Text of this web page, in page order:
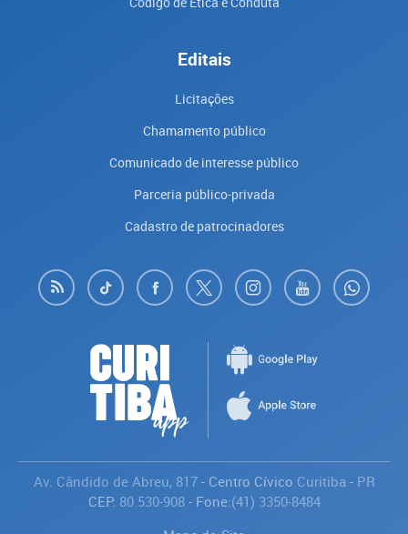
Editais
Licitações
Chamamento público
Comunicado de interesse público
Parceria público-privada
Cadastro de patrocinadores
Av. Cândido de Abreu, 817- Centro Cívico Curitiba- PR
CEP: 80.530-908- Fone:(41) 3350-8484